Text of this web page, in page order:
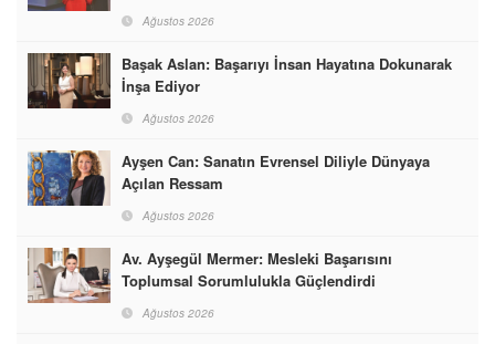
Ağustos 2026
Başak Aslan: Başarıyı İnsan Hayatına Dokunarak
İnşa Ediyor
Ağustos 2026
Ayşen Can: Sanatın Evrensel Diliyle Dünyaya
Açılan Ressam
Ağustos 2026
Av. Ayşegül Mermer: Mesleki Başarısını
Toplumsal Sorumlulukla Güçlendirdi
Ağustos 2026